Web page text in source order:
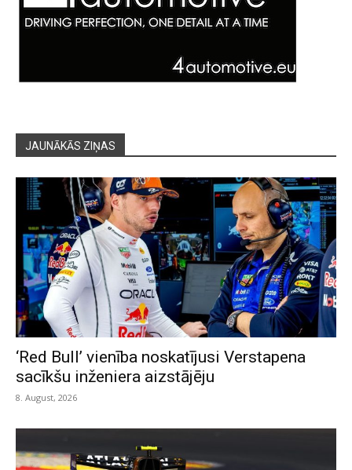
JAUNĀKĀS ZIŅAS
‘Red Bull’ vienība noskatījusi Verstapena
sacīkšu inženiera aizstājēju
8. August, 2026